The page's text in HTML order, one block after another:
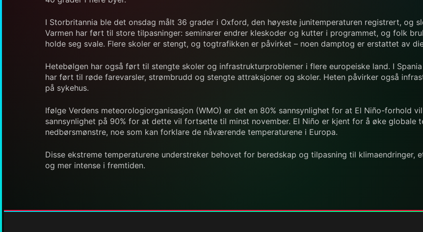
I Storbritannia ble det onsdag målt 36 grader i Oxford, den høyeste junitemperaturen registrert, og
Varmen har ført til store tilpasninger: seminarer endrer kleskoder og kutter i programmet, og folk
holde seg svale. Flere skoler er stengt, og togtrafikken er påvirket – noen damptog er erstattet av
Hetebølgen har også ført til stengte skoler og infrastrukturproblemer i flere europeiske land. I
har ført til røde farevarsler, strømbrudd og stengte attraksjoner og skoler. Heten påvirker også
på sykehus.
Ifølge Verdens meteorologiorganisasjon (WMO) er det en 80% sannsynlighet for at El Niño-forhold
sannsynlighet på 90% for at dette vil fortsette til minst november. El Niño er kjent for å øke
nedbørsmønstre, noe som kan forklare de nåværende temperaturene i Europa.
Disse ekstreme temperaturene understreker behovet for beredskap og tilpasning til
og mer intense i fremtiden.